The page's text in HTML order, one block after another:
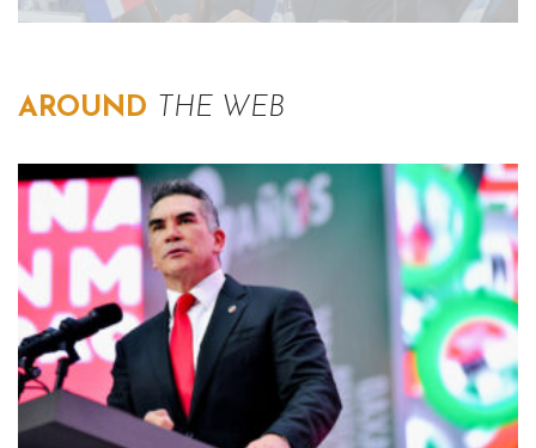
AROUND THE WEB